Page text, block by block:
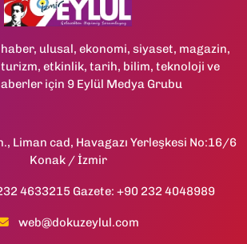
ulusal, ekonomi, siyaset, magazin,
etkinlik, tarih, bilim, teknoloji ve
için 9 Eylül Medya Grubu
Liman cad, Havagazı Yerleşkesi No:16/6
Konak / İzmir
4633215 Gazete: +90 232 4048989
web@dokuzeylul.com